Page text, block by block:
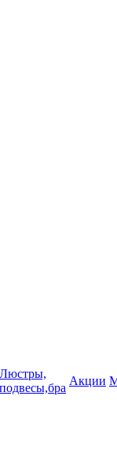
Люстры,
подвесы,бра
Акции